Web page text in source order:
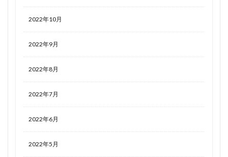
2022年10月
2022年9月
2022年8月
2022年7月
2022年6月
2022年5月